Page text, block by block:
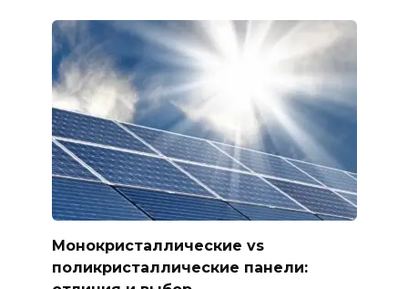
Монокристаллические vs
поликристаллические панели: